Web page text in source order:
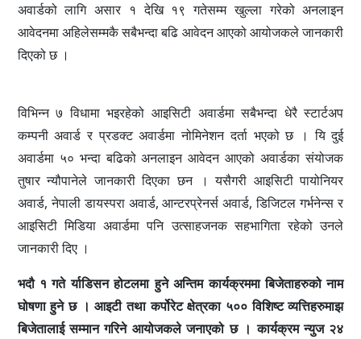
अवार्डको लागि असार १ देखि १९ गतेसम्म खुल्ला गरेको अनलाइन
आवेदनमा अहिलेसम्मकै सबैभन्दा बढि आवेदन आएको आयोजकले जानकारी
दिएको छ ।
विभिन्न ७ विधामा भइरहेको आइसिटी अवार्डमा सबैभन्दा धेरै स्टार्टअप
कम्पनी अवार्ड र प्रडक्ट अवार्डमा नोमिनेशन दर्ता भएको छ । यि दुई
अवार्डमा ५० भन्दा बढिको अनलाइन आवेदन आएको अवार्डका संयोजक
तुषार न्यौपानेले जानकारी दिएका छन । यसैगरी आइसिटी पायोनियर
अवार्ड, नेपाली डायस्परा अवार्ड, आन्टरप्रेनर्स अवार्ड, डिजिटल गर्भनेन्स र
आइसिटी मिडिया अवार्डमा पनि उत्साहजनक सहभागिता रहेको उनले
जानकारी दिए ।
भदौ १ गते र्याडिसन होटलमा हुने अन्तिम कार्यक्रममा बिजेताहरुको नाम
घोषणा हुने छ । आइटी तथा कर्पोरेट क्षेत्रका ५०० विशिष्ट व्यत्तिहरुमाझ
बिजेतालाई सम्मान गरिने आयोजकले जनाएको छ । कार्यक्रम न्युज २४